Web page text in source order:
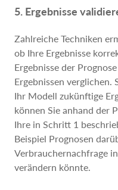
5. Ergebnisse
Zahlreiche Techniken
ob Ihre Ergebnisse
Ergebnisse der
Ergebnissen verglichen.
Ihr Modell zukünftige
können Sie anhand der
Ihre in Schritt 1
Beispiel Prognosen
Verbrauchernachfrage
verändern könnte.